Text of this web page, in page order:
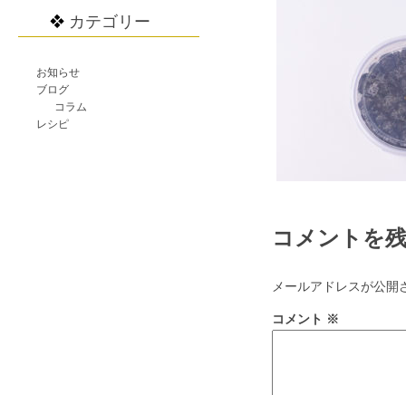
コメントを
メールアドレスが公開
コメント ※
カテゴリー
お知らせ
ブログ
コラム
レシピ